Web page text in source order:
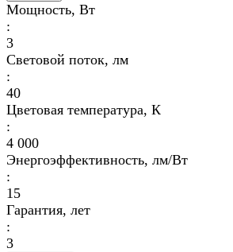
Мощность, Вт
:
3
Световой поток, лм
:
40
Цветовая температура, К
:
4 000
Энергоэффективность, лм/Вт
:
15
Гарантия, лет
:
3